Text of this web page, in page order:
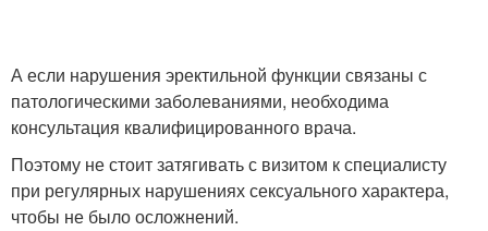
А если нарушения эректильной функции связаны с
патологическими заболеваниями, необходима
консультация квалифицированного врача.
Поэтому не стоит затягивать с визитом к специалисту
при регулярных нарушениях сексуального характера,
чтобы не было осложнений.